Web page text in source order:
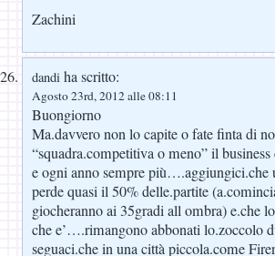
Zachini
dandi ha scritto:
Agosto 23rd, 2012 alle 08:11
Buongiorno
Ma.davvero non lo capite o fate finta di
“squadra.competitiva o meno” il
e ogni anno sempre più….aggiungici.che
perde quasi il 50% delle.partite
giocheranno ai 35gradi all ombra) e.che
che e’….rimangono abbonati lo.zoccolo
seguaci.che in una città piccola.come